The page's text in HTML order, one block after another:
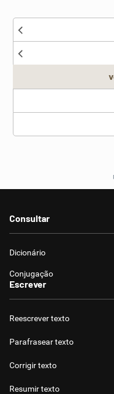
Nenhum dos
Consultar
Dicionário
Conjugação
Escrever
Reescrever texto
Parafrasear texto
Corrigir texto
Resumir texto